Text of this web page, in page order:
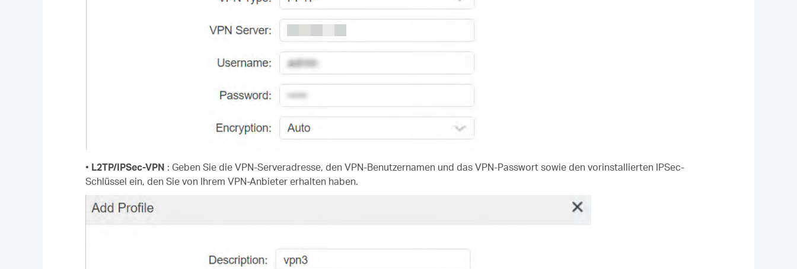
• L2TP/IPSec-VPN : Geben Sie die VPN-Serveradresse, den VPN-Benutzernamen und das VPN-Passwort sowie den vorinstallierten IPSec-
Schlüssel ein, den Sie von Ihrem VPN-Anbieter erhalten haben.